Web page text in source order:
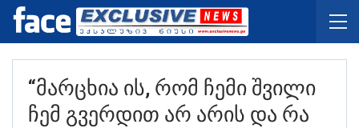
“მარცხია Ის, Რომ Ჩემი Შვილი
Ჩემ Გვერდით Არ Არის Და Რა